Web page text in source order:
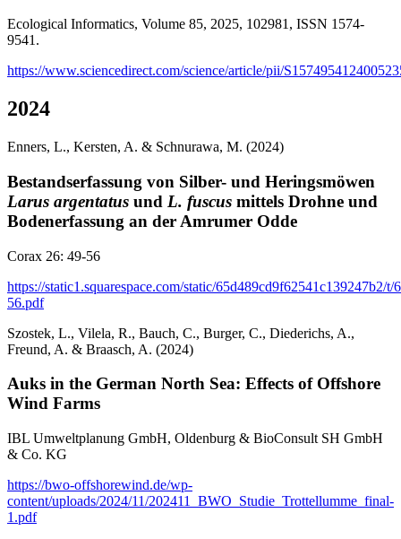
Ecological Informatics, Volume 85, 2025, 102981, ISSN 1574-
9541.
https://www.sciencedirect.com/science/article/pii/
2024
Enners, L., Kersten, A. & Schnurawa, M. (2024)
Bestandserfassung von Silber- und Heringsmöwen
Larus argentatus und L. fuscus mittels Drohne und
Bodenerfassung an der Amrumer Odde
Corax 26: 49-56
https://static1.squarespace.com/static/65d489cd9f62541c139247b2/
56.pdf
Szostek, L., Vilela, R., Bauch, C., Burger, C., Diederichs, A.,
Freund, A. & Braasch, A. (2024)
Auks in the German North Sea: Effects of Offshore
Wind Farms
IBL Umweltplanung GmbH, Oldenburg & BioConsult SH GmbH
& Co. KG
https://bwo-offshorewind.de/wp-
content/uploads/2024/11/202411_BWO_Studie_Trottellumme_final-
1.pdf